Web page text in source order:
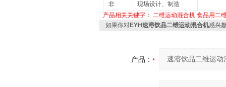
非
现场设计、制造
产品相关关键字： 二维运动混合机 食品用二
如果你对EYH速溶饮品二维运动混合机感兴
产品：